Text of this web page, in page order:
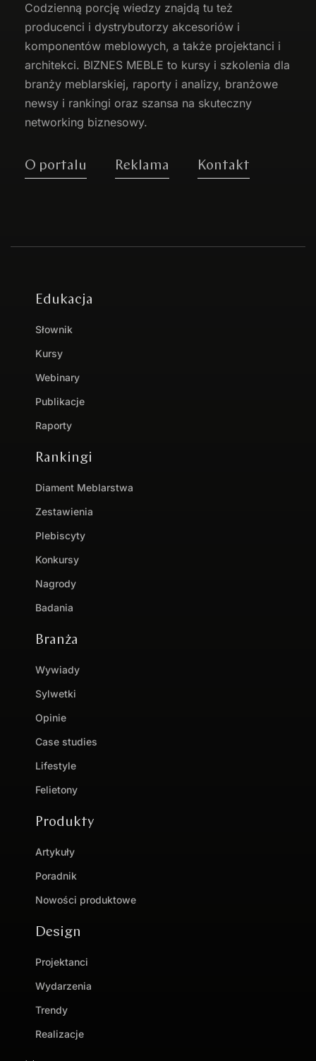
Codzienną porcję wiedzy znajdą tu też
producenci i dystrybutorzy akcesoriów i
komponentów meblowych, a także projektanci i
architekci. BIZNES MEBLE to kursy i szkolenia dla
branży meblarskiej, raporty i analizy, branżowe
newsy i rankingi oraz szansa na skuteczny
networking biznesowy.
O portalu Reklama Kontakt
Edukacja
Słownik
Kursy
Webinary
Publikacje
Raporty
Rankingi
Diament Meblarstwa
Zestawienia
Plebiscyty
Konkursy
Nagrody
Badania
Branża
Wywiady
Sylwetki
Opinie
Case studies
Lifestyle
Felietony
Produkty
Artykuły
Poradnik
Nowości produktowe
Design
Projektanci
Wydarzenia
Trendy
Realizacje